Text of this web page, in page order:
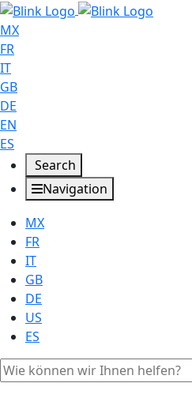
MX
FR
IT
GB
DE
EN
ES
Search
Navigation
MX
FR
IT
GB
DE
US
ES